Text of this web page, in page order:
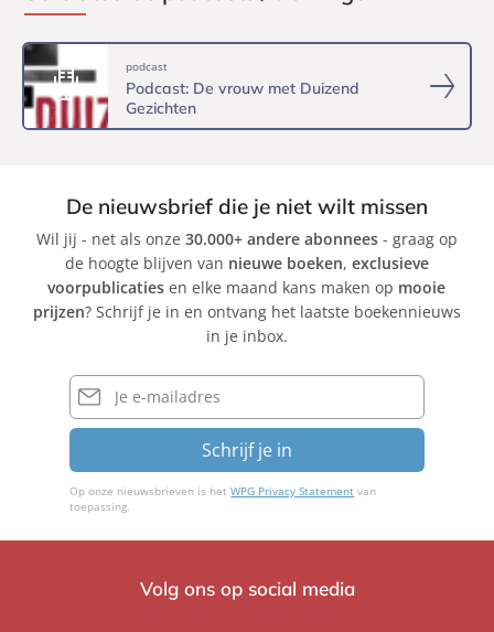
podcast
Podcast: De vrouw met Duizend
Gezichten
De nieuwsbrief die je niet wilt missen
Wil jij - net als onze 30.000+ andere abonnees- graag op
de hoogte blijven van nieuwe boeken, exclusieve
voorpublicaties en elke maand kans maken op mooie
prijzen? Schrijf je in en ontvang het laatste boekennieuws
in je inbox.
E-
mailadres
Schrijf je in
Op onze nieuwsbrieven is hetWPG Privacy Statement van
toepassing.
Volg ons op social media